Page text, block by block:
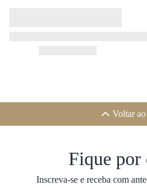
Voltar
Fique por
Inscreva-se e receba com